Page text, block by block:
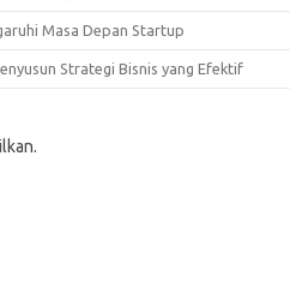
Masa Depan Startup
Strategi Bisnis yang Efektif